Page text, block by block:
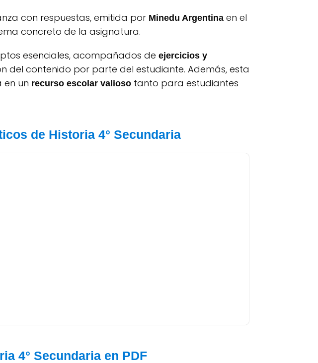
con respuestas, emitida por Minedu Argentina en el
concreto de la asignatura.
esenciales, acompañados de ejercicios y
contenido por parte del estudiante. Además, esta
en un recurso escolar valioso tanto para estudiantes
de Historia 4° Secundaria
4° Secundaria en PDF